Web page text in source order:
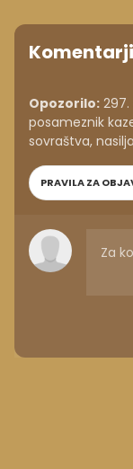
Komentarji
Opozorilo:
posameznik
sovraštva,
PRAVILA ZA